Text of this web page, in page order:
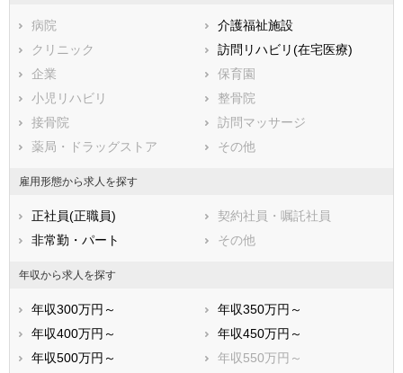
羽島郡笠松町
養老郡養老町
不破郡垂井町
不破郡関ケ原町
安八郡神戸町
安八郡輪之内町
安八郡安八町
揖斐郡揖斐川町
揖斐郡大野町
揖斐郡池田町
本巣郡北方町
加茂郡坂祝町
加茂郡富加町
加茂郡白川町
加茂郡東白川村
可児郡御嵩町
大野郡白川村
病院
介護福祉施設
クリニック
訪問リハビリ(在宅医療)
企業
保育園
小児リハビリ
整骨院
接骨院
訪問マッサージ
薬局・ドラッグストア
その他
雇用形態から求人を探す
正社員(正職員)
契約社員・嘱託社員
非常勤・パート
その他
年収から求人を探す
年収300万円～
年収350万円～
年収400万円～
年収450万円～
年収500万円～
年収550万円～